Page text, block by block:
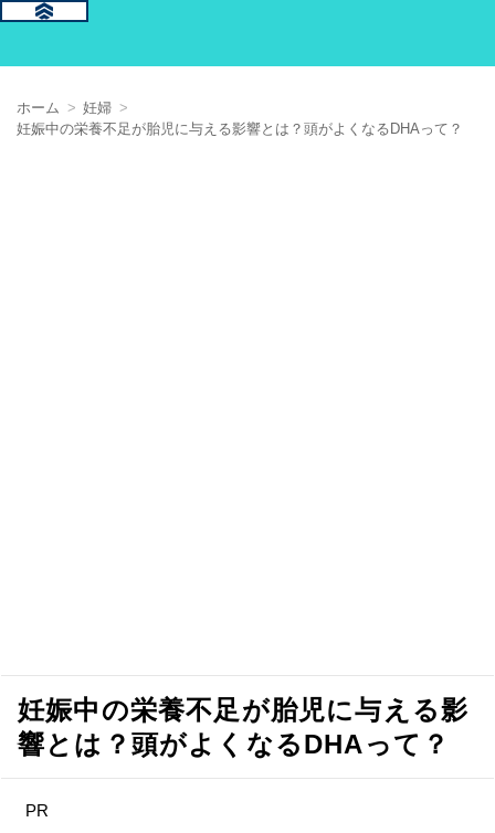
ホーム
妊婦
妊娠中の栄養不足が胎児に与える影響とは？頭がよくなるDHAって？
妊娠中の栄養不足が胎児に与える影
響とは？頭がよくなるDHAって？
PR